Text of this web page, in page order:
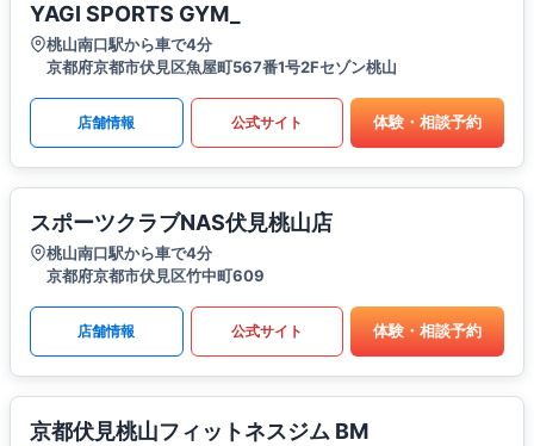
YAGI SPORTS GYM_
桃山南口駅から車で4分
京都府京都市伏見区魚屋町567番1号2Fセゾン桃山
店舗情報 公式サイト 体験・相談予約
スポーツクラブNAS伏見桃山店
桃山南口駅から車で4分
京都府京都市伏見区竹中町609
店舗情報 公式サイト 体験・相談予約
京都伏見桃山フィットネスジム BM